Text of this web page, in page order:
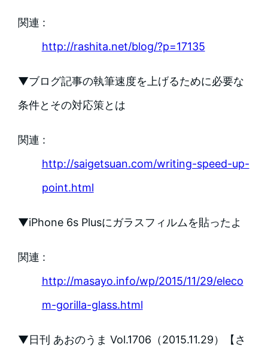
関連 :
http://rashita.net/blog/?p=17135
▼ブログ記事の執筆速度を上げるために必要な
条件とその対応策とは
関連 :
http://saigetsuan.com/writing-speed-up-
point.html
▼iPhone 6s Plusにガラスフィルムを貼ったよ
関連 :
http://masayo.info/wp/2015/11/29/eleco
m-gorilla-glass.html
▼日刊 あおのうま Vol.1706（2015.11.29）【さ